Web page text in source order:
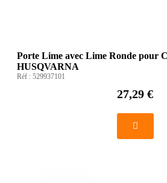
Porte Lime avec Lime Ronde pour
HUSQVARNA
Réf : 529937101
27,29 €